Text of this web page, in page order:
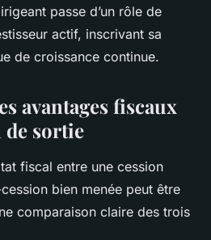
passe d’un rôle de
actif, inscrivant sa
de croissance continue.
avantages fiscaux
sortie
fiscal entre une cession
bien menée peut être
comparaison claire des trois